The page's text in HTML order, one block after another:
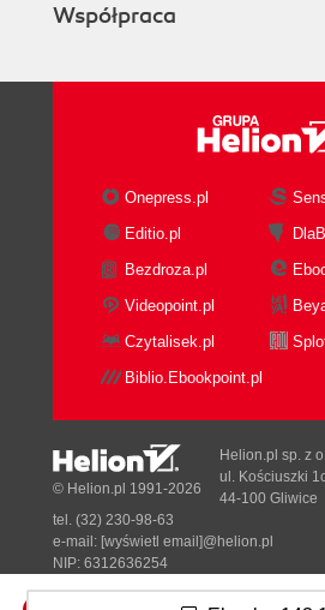
Współpraca
Onepress.pl
Editio.pl
Bezdroza.pl
Videopoint.pl
Czytalisek.pl
Biblio.Ebookpoint.pl
© Helion.pl 1991-2026
Helion.pl sp. z
ul. Kościuszki
44-100 Gliwice
tel. (32) 230-98-63
e-mail: [wyświetl email]@helion.pl
NIP: 6312636254